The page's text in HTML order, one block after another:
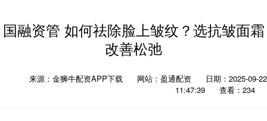
国融资管 如何祛除脸上皱纹？选抗皱面霜
改善松弛
来源：金狮牛配资APP下载 网站：盈通配资
日期：2025-09-22
11:47:39
查看：234